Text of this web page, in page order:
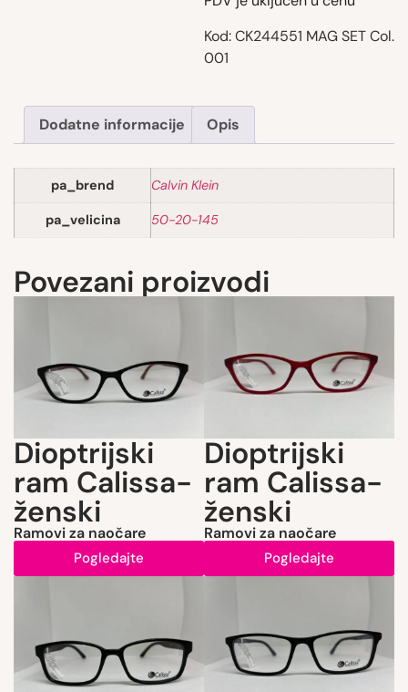
Kod:CK244551 MAG SET Col.
001
Dodatne informacije Opis
pa_brend Calvin Klein
pa_velicina 50-20-145
Povezani proizvodi
Dioptrijski
ram Calissa-
ženski
Ramovi za naočare
Pogledajte
Dioptrijski
ram Calissa-
ženski
Ramovi za naočare
Pogledajte